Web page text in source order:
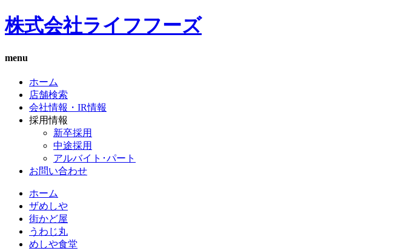
株式会社ライフフーズ
menu
ホーム
店舗検索
会社情報・IR情報
採用情報
新卒採用
中途採用
アルバイト･パート
お問い合わせ
ホーム
ザめしや
街かど屋
うわじ丸
めしや食堂